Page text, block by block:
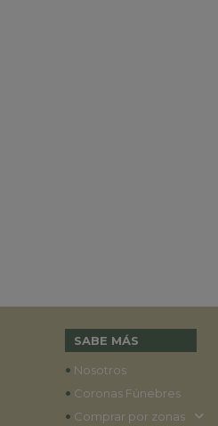
SABE MÁS
• Nosotros
• Coronas Fúnebres
• Comprar por zonas